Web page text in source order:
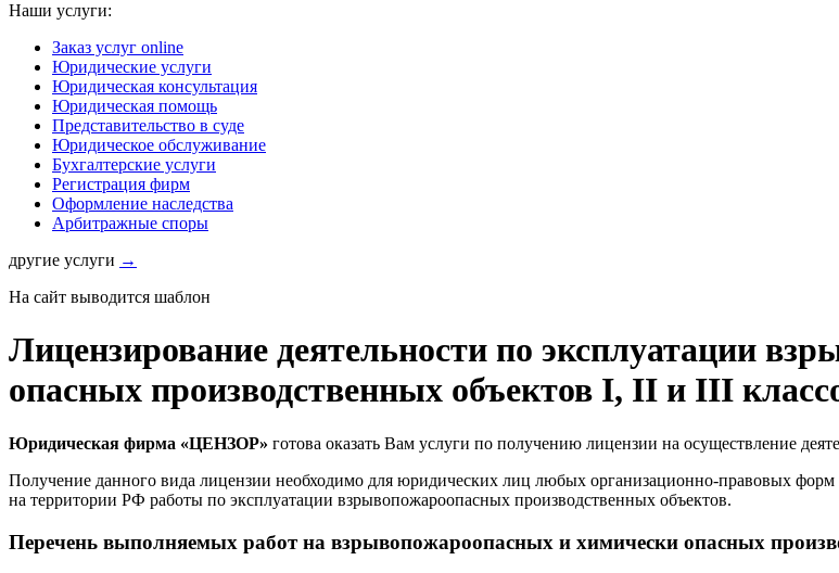
Наши услуги:
Заказ услуг online
Юридические услуги
Юридическая консультация
Юридическая помощь
Представительство в суде
Юридическое обслуживание
Бухгалтерские услуги
Регистрация фирм
Оформление наследства
Арбитражные споры
другие услуги →
На сайт выводится шаблон
Лицензирование деятельности по эксплуатации
опасных производственных объектов I, II и III
Юридическая фирма «ЦЕНЗОР» готова оказать Вам услуги по получению лицензии на осуществление
Получение данного вида лицензии необходимо для юридических лиц любых организационно-правовых
на территории РФ работы по эксплуатации взрывопожароопасных производственных объектов.
Перечень выполняемых работ на взрывопожароопасных и химически опасных